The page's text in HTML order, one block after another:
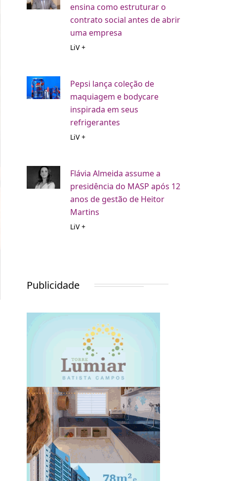
ensina como estruturar o
contrato social antes de abrir
uma empresa
LiV +
Pepsi lança coleção de
maquiagem e bodycare
inspirada em seus
refrigerantes
LiV +
Flávia Almeida assume a
presidência do MASP após 12
anos de gestão de Heitor
Martins
LiV +
Publicidade